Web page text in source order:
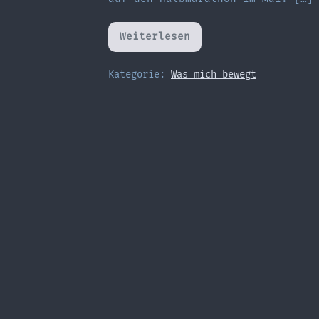
Weiterlesen
Wieviel
Ultra
der
Trail
Kategorie: Was mich bewegt